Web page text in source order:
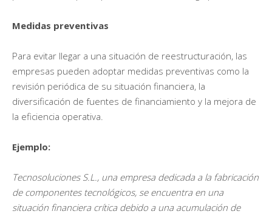
Medidas preventivas
Para evitar llegar a una situación de reestructuración, las
empresas pueden adoptar medidas preventivas como la
revisión periódica de su situación financiera, la
diversificación de fuentes de financiamiento y la mejora de
la eficiencia operativa.
Ejemplo:
Tecnosoluciones S.L., una empresa dedicada a la fabricación
de componentes tecnológicos, se encuentra en una
situación financiera crítica debido a una acumulación de